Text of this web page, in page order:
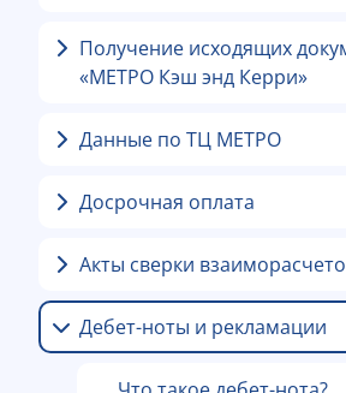
Получение исходящих
«МЕТРО Кэш энд Керри»
Данные по ТЦ МЕТРО
Досрочная оплата
Акты сверки
Дебет-ноты и рекламации